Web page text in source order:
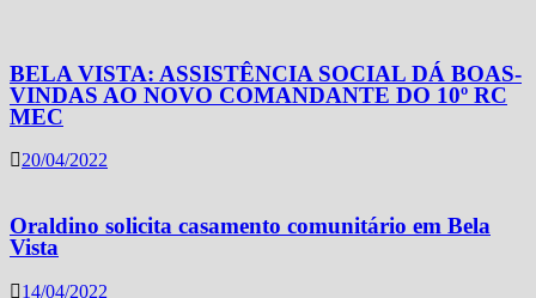
BELA VISTA: ASSISTÊNCIA SOCIAL DÁ BOAS-
VINDAS AO NOVO COMANDANTE DO 10º RC
MEC
20/04/2022
Oraldino solicita casamento comunitário em Bela
Vista
14/04/2022